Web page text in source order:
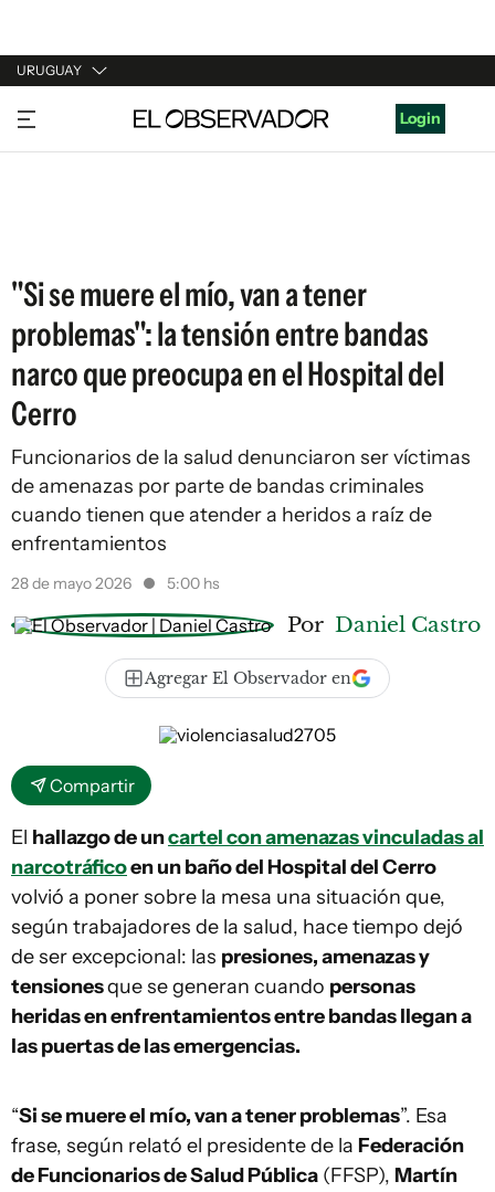
URUGUAY
URUGUAY
ARGENTINA
Login
"Si se muere el mío, van a tener
problemas": la tensión entre bandas
narco que preocupa en el Hospital del
Cerro
Funcionarios de la salud denunciaron ser víctimas
de amenazas por parte de bandas criminales
cuando tienen que atender a heridos a raíz de
enfrentamientos
28 de mayo 2026 5:00 hs
Por Daniel Castro
Agregar El Observador en
Compartir
El hallazgo de uncartel con amenazas vinculadas al
narcotráficoen un baño del Hospital del Cerro
volvió a poner sobre la mesa una situación que,
según trabajadores de la salud, hace tiempo dejó
de ser excepcional: las presiones, amenazas y
tensionesque se generan cuando personas
heridas en enfrentamientos entre bandas llegan a
las puertas de las emergencias.
“Si se muere el mío, van a tener problemas”. Esa
frase, según relató el presidente de la Federación
de Funcionarios de Salud Pública (FFSP), Martín